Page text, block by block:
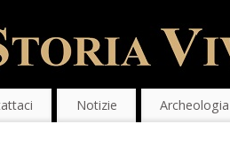
Notizie Archeologia